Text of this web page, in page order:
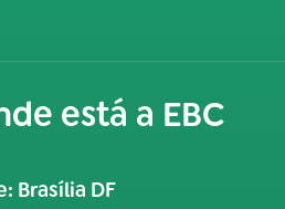
está a EBC
Brasília DF